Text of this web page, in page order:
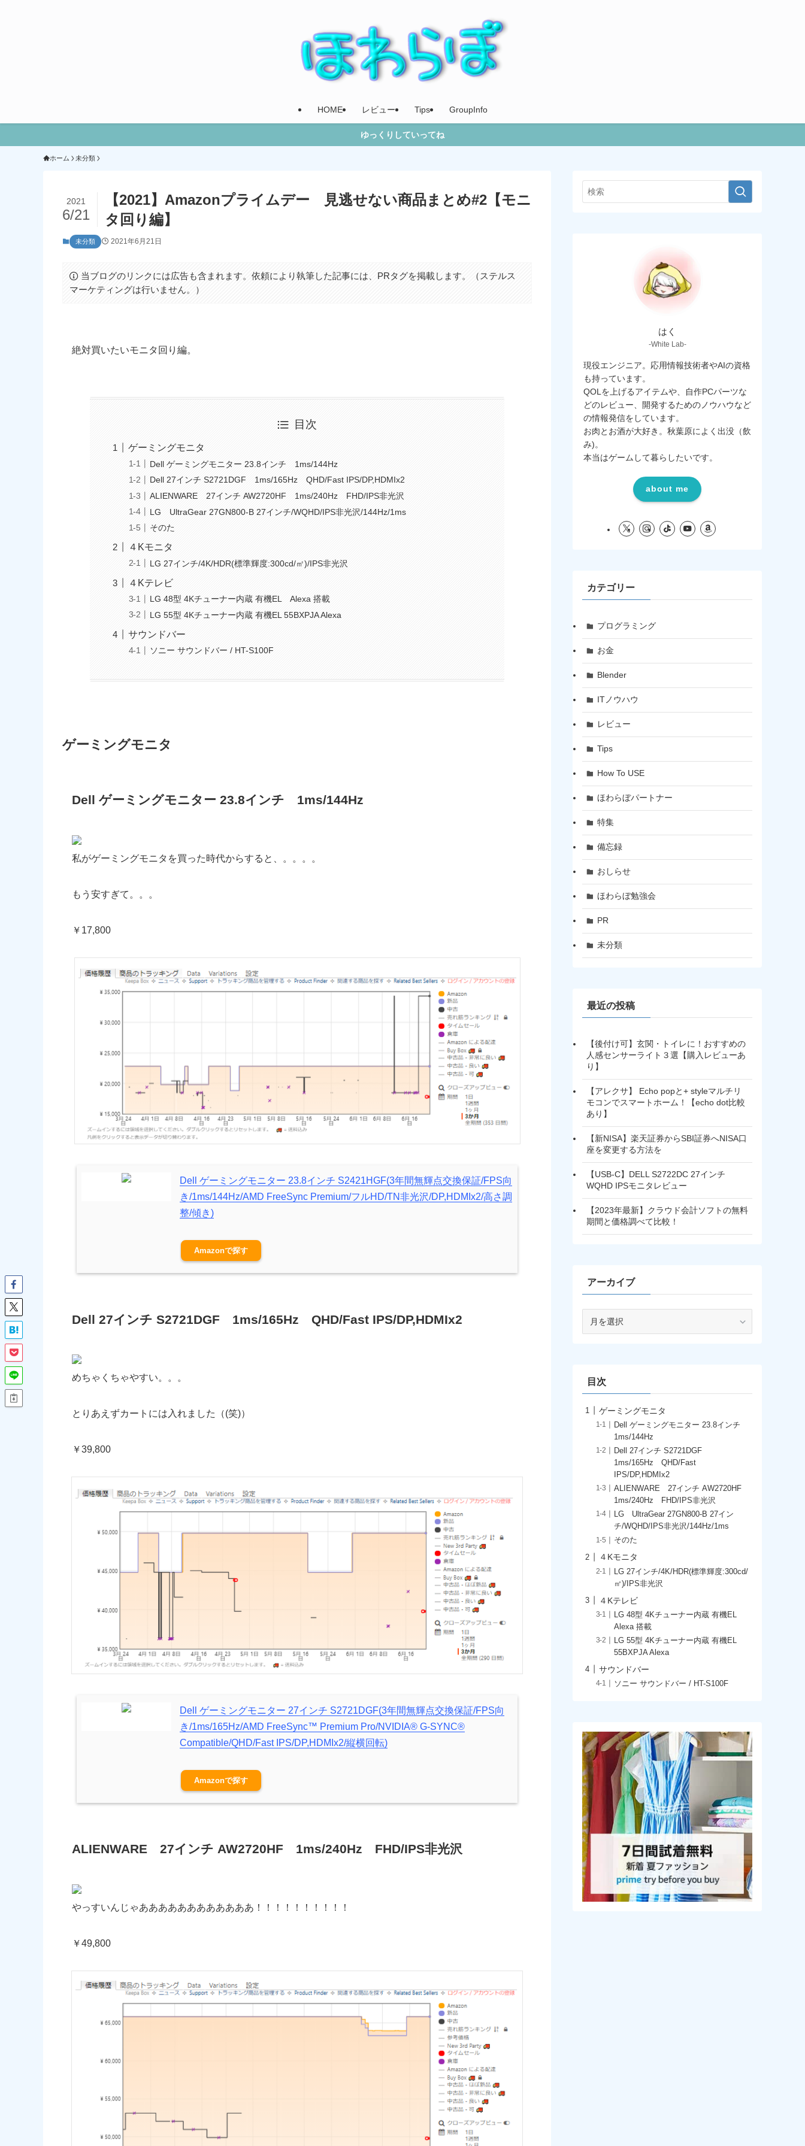
HOME レビュー Tips GroupInfo
ゆっくりしていってね
ホーム 未分類
【2021】Amazonプライムデー 見逃せない商品まとめ#2【モニ
タ回り編】
2021
6/21
未分類 2021年6月21日
当ブログのリンクには広告も含まれます。依頼により執筆した記事には、PRタグを掲載します。（ステルス
マーケティングは行いません。）
絶対買いたいモニタ回り編。
目次
ゲーミングモニタ
Dell ゲーミングモニター 23.8インチ 1ms/144Hz
Dell 27インチ S2721DGF 1ms/165Hz QHD/Fast IPS/DP,HDMIx2
ALIENWARE 27インチ AW2720HF 1ms/240Hz FHD/IPS非光沢
LG UltraGear 27GN800-B 27インチ/WQHD/IPS非光沢/144Hz/1ms
そのた
４Kモニタ
LG 27インチ/4K/HDR(標準輝度:300cd/㎡)/IPS非光沢
４Kテレビ
LG 48型 4Kチューナー内蔵 有機EL Alexa 搭載
LG 55型 4Kチューナー内蔵 有機EL 55BXPJA Alexa
サウンドバー
ソニー サウンドバー / HT-S100F
ゲーミングモニタ
Dell ゲーミングモニター 23.8インチ 1ms/144Hz
私がゲーミングモニタを買った時代からすると、。。。。
もう安すぎて。。。
￥17,800
Dell ゲーミングモニター 23.8インチ S2421HGF(3年間無輝点交換保証/FPS向
き/1ms/144Hz/AMD FreeSync Premium/フルHD/TN非光沢/DP,HDMIx2/高さ調
整/傾き)
Amazon
Dell 27インチ S2721DGF 1ms/165Hz QHD/Fast IPS/DP,HDMIx2
めちゃくちゃやすい。。。
とりあえずカートには入れました（(笑)）
￥39,800
Dell ゲーミングモニター 27インチ S2721DGF(3年間無輝点交換保証/FPS向
き/1ms/165Hz/AMD FreeSync™ Premium Pro/NVIDIA® G-SYNC®
Compatible/QHD/Fast IPS/DP,HDMIx2/縦横回転)
Amazon
ALIENWARE 27インチ AW2720HF 1ms/240Hz FHD/IPS非光沢
やっすいんじゃああああああああああああ！！！！！！！！！！
￥49,800
はく
-White Lab-
現役エンジニア。応用情報技術者やAIの資格
も持っています。
QOLを上げるアイテムや、自作PCパーツな
どのレビュー、開発するためのノウハウなど
の情報発信をしています。
お肉とお酒が大好き。秋葉原によく出没（飲
み)。
本当はゲームして暮らしたいです。
about me
カテゴリー
プログラミング
お金
Blender
ITノウハウ
レビュー
Tips
How To USE
ほわらぼパートナー
特集
備忘録
おしらせ
ほわらぼ勉強会
PR
未分類
最近の投稿
【後付け可】玄関・トイレに！おすすめの
人感センサーライト３選【購入レビューあ
り】
【アレクサ】 Echo popと+ styleマルチリ
モコンでスマートホーム！【echo dot比較
あり】
【新NISA】楽天証券からSBI証券へNISA口
座を変更する方法を
【USB-C】DELL S2722DC 27インチ
WQHD IPSモニタレビュー
【2023年最新】クラウド会計ソフトの無料
期間と価格調べて比較！
アーカイブ
目次
ゲーミングモニタ
Dell ゲーミングモニター 23.8インチ
1ms/144Hz
Dell 27インチ S2721DGF
1ms/165Hz QHD/Fast
IPS/DP,HDMIx2
ALIENWARE 27インチ AW2720HF
1ms/240Hz FHD/IPS非光沢
LG UltraGear 27GN800-B 27イン
チ/WQHD/IPS非光沢/144Hz/1ms
そのた
４Kモニタ
LG 27インチ/4K/HDR(標準輝度:300cd/
㎡)/IPS非光沢
４Kテレビ
LG 48型 4Kチューナー内蔵 有機EL
Alexa 搭載
LG 55型 4Kチューナー内蔵 有機EL
55BXPJA Alexa
サウンドバー
ソニー サウンドバー / HT-S100F